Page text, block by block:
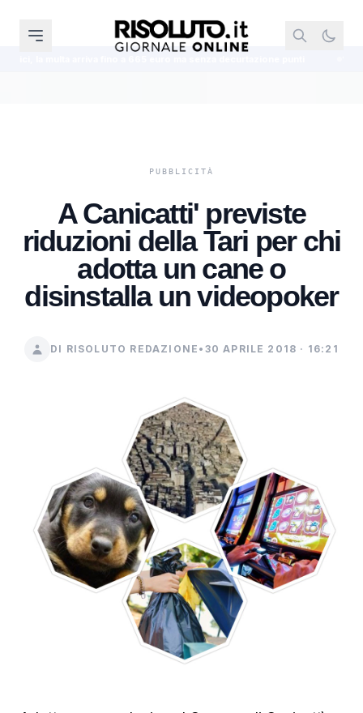
A Canicatti' previste
riduzioni della Tari per chi
adotta un cane o
disinstalla un videopoker
DI RISOLUTO REDAZIONE • 30 APRILE 2018 · 16:21